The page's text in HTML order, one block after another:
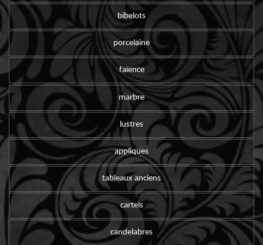
bibelots
porcelaine
faïence
marbre
lustres
appliques
tableaux anciens
cartels
candelabres